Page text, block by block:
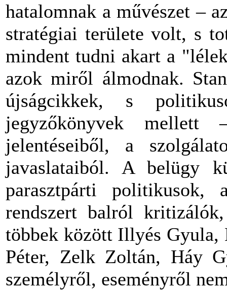
hatalomnak a művészet –
stratégiai területe volt, s
mindent tudni akart a
azok miről álmodnak.
újságcikkek, s
jegyzőkönyvek
jelentéseiből, a
javaslataiból. A belügy
parasztpárti politikusok,
rendszert balról
többek között Illyés Gyula,
Péter, Zelk Zoltán, Háy
személyről, eseményről